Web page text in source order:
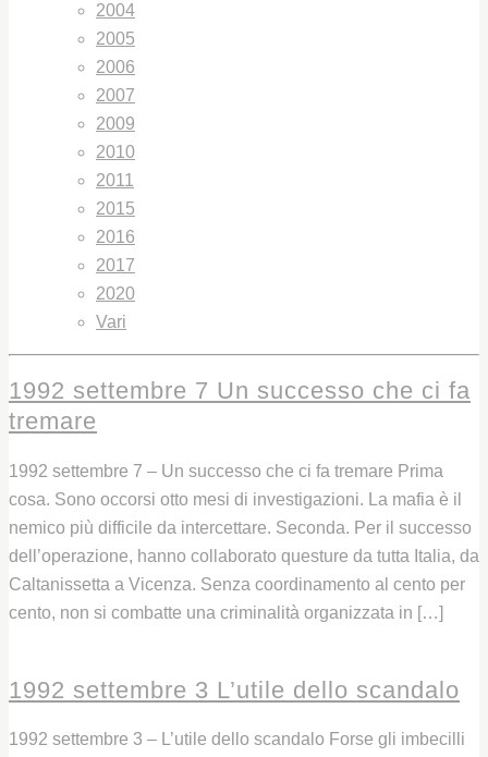
2004
2005
2006
2007
2009
2010
2011
2015
2016
2017
2020
Vari
1992 settembre 7 Un successo che ci fa
tremare
1992 settembre 7 – Un successo che ci fa tremare Prima
cosa. Sono occorsi otto mesi di investigazioni. La mafia è il
nemico più difficile da intercettare. Seconda. Per il successo
dell’operazione, hanno collaborato questure da tutta Italia, da
Caltanissetta a Vicenza. Senza coordinamento al cento per
cento, non si combatte una criminalità organizzata in […]
1992 settembre 3 L’utile dello scandalo
1992 settembre 3 – L’utile dello scandalo Forse gli imbecilli